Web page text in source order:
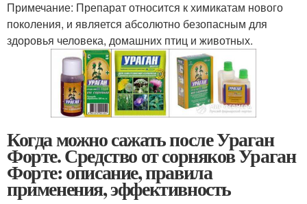
Примечание: Препарат относится к химикатам нового
поколения, и является абсолютно безопасным для
здоровья человека, домашних птиц и животных.
Когда можно сажать после Ураган
Форте. Средство от сорняков Ураган
Форте: описание, правила
применения, эффективность